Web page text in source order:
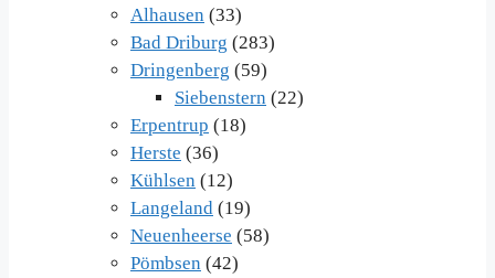
Alhausen (33)
Bad Driburg (283)
Dringenberg (59)
Siebenstern (22)
Erpentrup (18)
Herste (36)
Kühlsen (12)
Langeland (19)
Neuenheerse (58)
Pömbsen (42)